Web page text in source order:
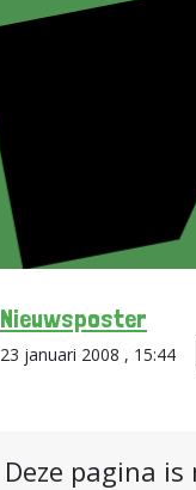
Nieuwsposter
23 januari 2008 , 15:44
Deze pagina